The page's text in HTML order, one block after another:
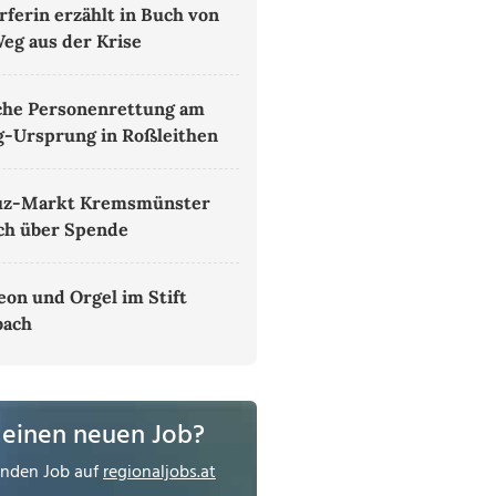
erzählt in Buch von
aus der Krise
Personenrettung am
Ursprung in Roßleithen
Markt Kremsmünster
über Spende
und Orgel im Stift
neuen Job?
Job aufregionaljobs.at